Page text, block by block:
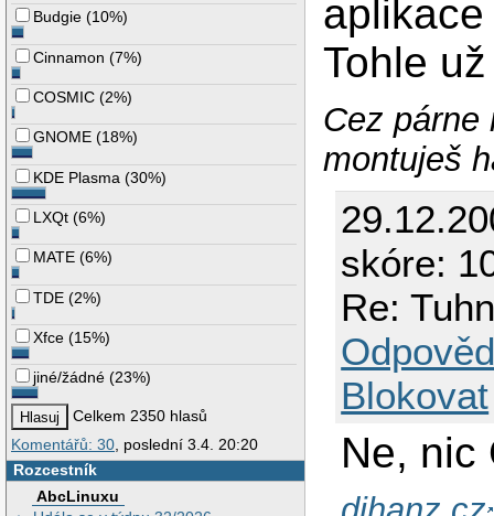
Budgie (10%)
Cinnamon (7%)
COSMIC (2%)
GNOME (18%)
KDE Plasma (30%)
LXQt (6%)
MATE (6%)
TDE (2%)
Xfce (15%)
jiné/žádné (23%)
Celkem 2350 hlasů
Komentářů: 30 , poslední 3.4. 20:20
Rozcestník
AbcLinuxu
HorizSync
Identifier
ModelName
Option
UseModes
EndSection
  Modeline 	"1440x900" 106 1440 1520 1672 1904 900 903 909 934 +hsync -vsync
EndSection
  DefaultDepth 24
SubSection
Modes
  EndSubSection
SubSection
    Depth      16
Modes
SubSection
    Depth      24
  EndSubSection
Tohle
Cez párne
montuješ
skóre:
Re:
Blokovat
Ne, nic